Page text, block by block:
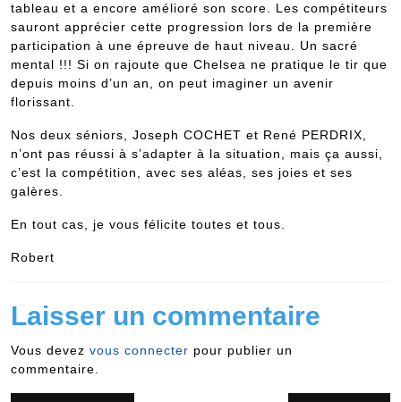
tableau et a encore amélioré son score. Les compétiteurs
sauront apprécier cette progression lors de la première
participation à une épreuve de haut niveau. Un sacré
mental !!! Si on rajoute que Chelsea ne pratique le tir que
depuis moins d’un an, on peut imaginer un avenir
florissant.
Nos deux séniors, Joseph COCHET et René PERDRIX,
n’ont pas réussi à s’adapter à la situation, mais ça aussi,
c’est la compétition, avec ses aléas, ses joies et ses
galères.
En tout cas, je vous félicite toutes et tous.
Robert
Laisser un commentaire
Vous devez vous connecter pour publier un
commentaire.